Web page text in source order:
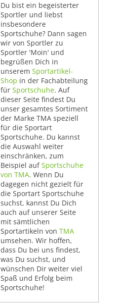
Du bist ein begeisterter
Sportler und liebst
insbesondere
Sportschuhe? Dann sagen
wir von Sportler zu
Sportler 'Moin' und
begrüßen Dich in
unserem Sportartikel-
Shop in der Fachabteilung
für Sportschuhe. Auf
dieser Seite findest Du
unser gesamtes Sortiment
der Marke TMA speziell
für die Sportart
Sportschuhe. Du kannst
die Auswahl weiter
einschränken, zum
Beispiel aufSportschuhe
von TMA. Wenn Du
dagegen nicht gezielt für
die Sportart Sportschuhe
suchst, kannst Du Dich
auch auf unserer Seite
mit sämtlichen
Sportartikeln von TMA
umsehen. Wir hoffen,
dass Du bei uns findest,
was Du suchst, und
wünschen Dir weiter viel
Spaß und Erfolg beim
Sportschuhe!